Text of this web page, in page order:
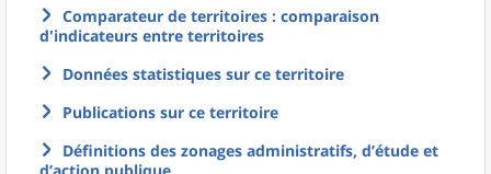
Comparateur de territoires : comparaison
d'indicateurs entre territoires
Données statistiques sur ce territoire
Publications sur ce territoire
Définitions des zonages administratifs, d’étude et